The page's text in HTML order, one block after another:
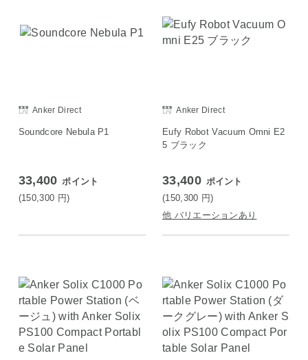
Anker Direct
Soundcore Nebula P1
33,400 ポイント
(150,300 円)
Anker Direct
Eufy Robot Vacuum Omni E2
5 ブラック
33,400 ポイント
(150,300 円)
他 バリエーションあり